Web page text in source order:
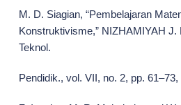
M. D. Siagian, “Pembelajaran
Konstruktivisme,” NIZHAMIYAH J.
Teknol.
Pendidik., vol. VII, no. 2, pp. 61–73,